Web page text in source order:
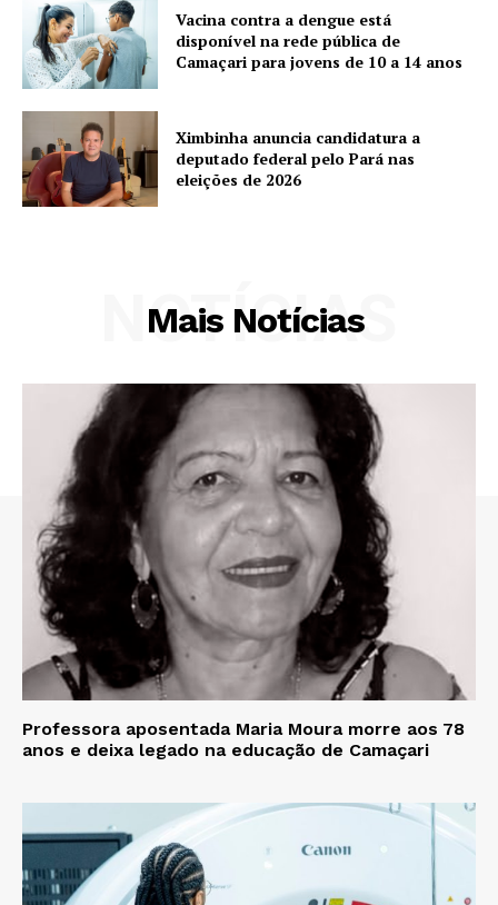
Vacina contra a dengue está
disponível na rede pública de
Camaçari para jovens de 10 a 14 anos
Ximbinha anuncia candidatura a
deputado federal pelo Pará nas
eleições de 2026
Mais Notícias
NOTÍCIAS
Professora aposentada Maria Moura morre aos 78
anos e deixa legado na educação de Camaçari